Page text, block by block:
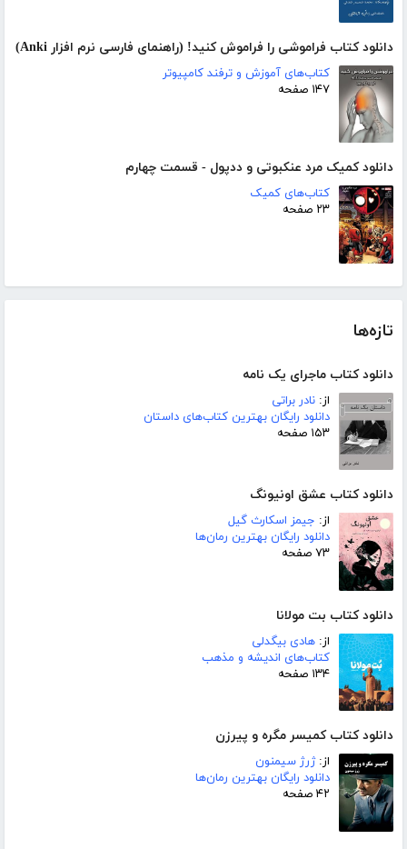
دانلود کتاب فراموشی را فراموش کنید! (راهنمای فارسی نرم افزار Anki)
کتاب‌های آموزش و ترفند کامپیوتر
۱۴۷ صفحه
دانلود کمیک مرد عنکبوتی و ددپول - قسمت چهارم
کتاب‌های کمیک
۲۳ صفحه
تازه‌ها
دانلود کتاب ماجرای یک نامه
از: نادر براتی
دانلود رایگان بهترین کتاب‌های داستان
۱۵۳ صفحه
دانلود کتاب عشق اونیونگ
از: جیمز اسکارث گیل
دانلود رایگان بهترین رمان‌ها
۷۳ صفحه
دانلود کتاب بت مولانا
از: هادی بیگدلی
کتاب‌های اندیشه و مذهب
۱۳۴ صفحه
دانلود کتاب کمیسر مگره و پیرزن
از:ژرژ سیمنون
دانلود رایگان بهترین رمان‌ها
۴۲ صفحه